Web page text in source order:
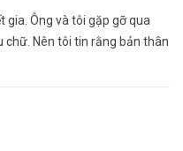
Ông và tôi gặp gỡ qua
Nên tôi tin rằng bản thân